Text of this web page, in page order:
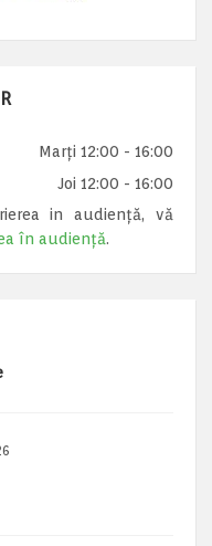
Marți 12:00 - 16:00
Joi 12:00 - 16:00
in audiență, vă
în audiență.